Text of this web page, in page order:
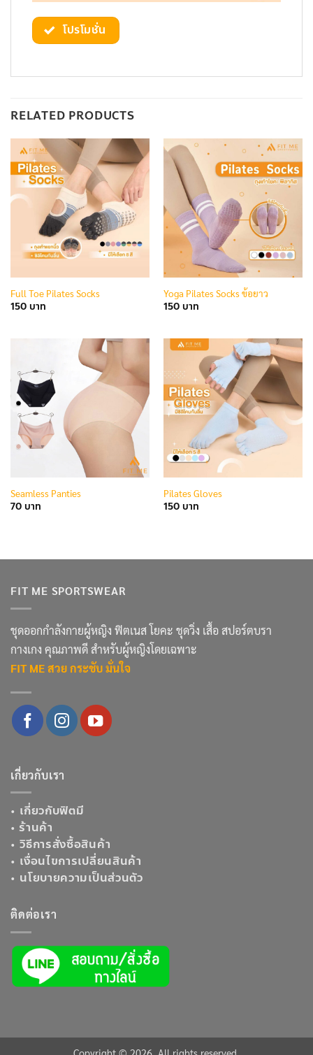
โปรโมชั่น
RELATED PRODUCTS
Full Toe Pilates Socks
150
Yoga Pilates Socks ข้อยาว
150
Seamless Panties
70
Pilates Gloves
150
FIT ME SPORTSWEAR
ชุดออกกำลังกายผู้หญิง ฟิตเนส โยคะ ชุดวิ่ง เสื้อ สปอร์ตบรา
กางเกง คุณภาพดี สำหรับผู้หญิงโดยเฉพาะ
FIT ME สวย กระชับ มั่นใจ
เกี่ยวกับเรา
• เกี่ยวกับฟิตมี
• ร้านค้า
•วิธีการสั่งซื้อสินค้า
• เงื่อนไขการเปลี่ยนสินค้า
• นโยบายความเป็นส่วนตัว
ติดต่อเรา